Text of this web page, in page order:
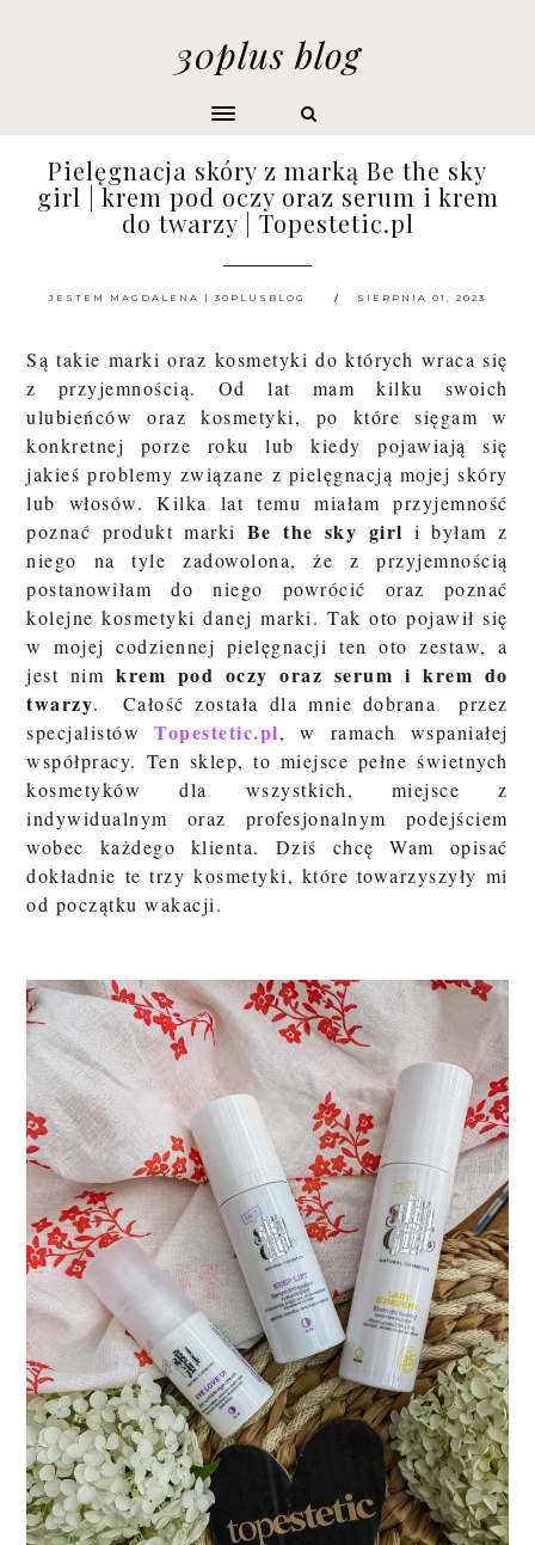
30plus blog
Pielęgnacja skóry z marką Be the sky
girl | krem pod oczy oraz serum i krem
do twarzy | Topestetic.pl
JESTEM MAGDALENA | 30PLUSBLOG SIERPNIA 01, 2023
Są takie marki oraz kosmetyki do których wraca się
z przyjemnością. Od lat mam kilku swoich
ulubieńców oraz kosmetyki, po które sięgam w
konkretnej porze roku lub kiedy pojawiają się
jakieś problemy związane z pielęgnacją mojej skóry
lub włosów. Kilka lat temu miałam przyjemność
poznać produkt marki Be the sky girl i byłam z
niego na tyle zadowolona, że z przyjemnością
postanowiłam do niego powrócić oraz poznać
kolejne kosmetyki danej marki. Tak oto pojawił się
w mojej codziennej pielęgnacji ten oto zestaw, a
jest nimkrem pod oczy oraz serum i krem do
twarzy. Całość została dla mnie dobrana przez
specjalistówTopestetic.pl,w ramach wspaniałej
współpracy. Ten sklep, to miejsce pełne świetnych
kosmetyków dla wszystkich, miejsce z
indywidualnym oraz profesjonalnym podejściem
wobec każdego klienta. Dziś chcę Wam opisać
dokładnie te trzy kosmetyki, które towarzyszyły mi
od początku wakacji.